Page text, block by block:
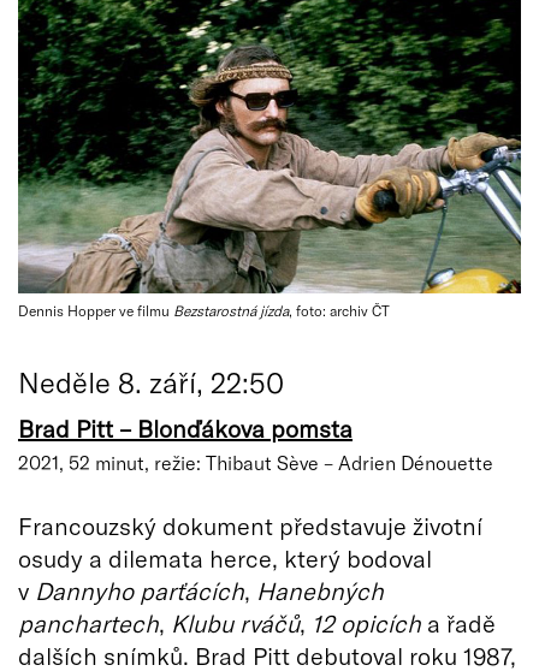
Dennis Hopper ve filmu Bezstarostná jízda, foto: archiv ČT
Neděle 8. září, 22:50
Brad Pitt – Blonďákova pomsta
2021, 52 minut, režie: Thibaut Sève – Adrien Dénouette
Francouzský dokument představuje životní
osudy a dilemata herce, který bodoval
v Dannyho parťácích, Hanebných
panchartech, Klubu rváčů, 12 opicích a řadě
dalších snímků. Brad Pitt debutoval roku 1987,